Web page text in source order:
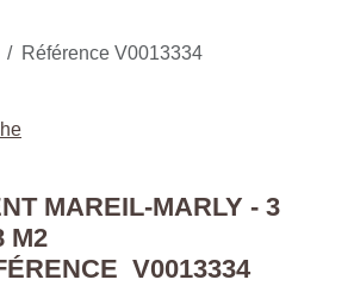
Référence V0013334
MAREIL-MARLY - 3
M2
V0013334